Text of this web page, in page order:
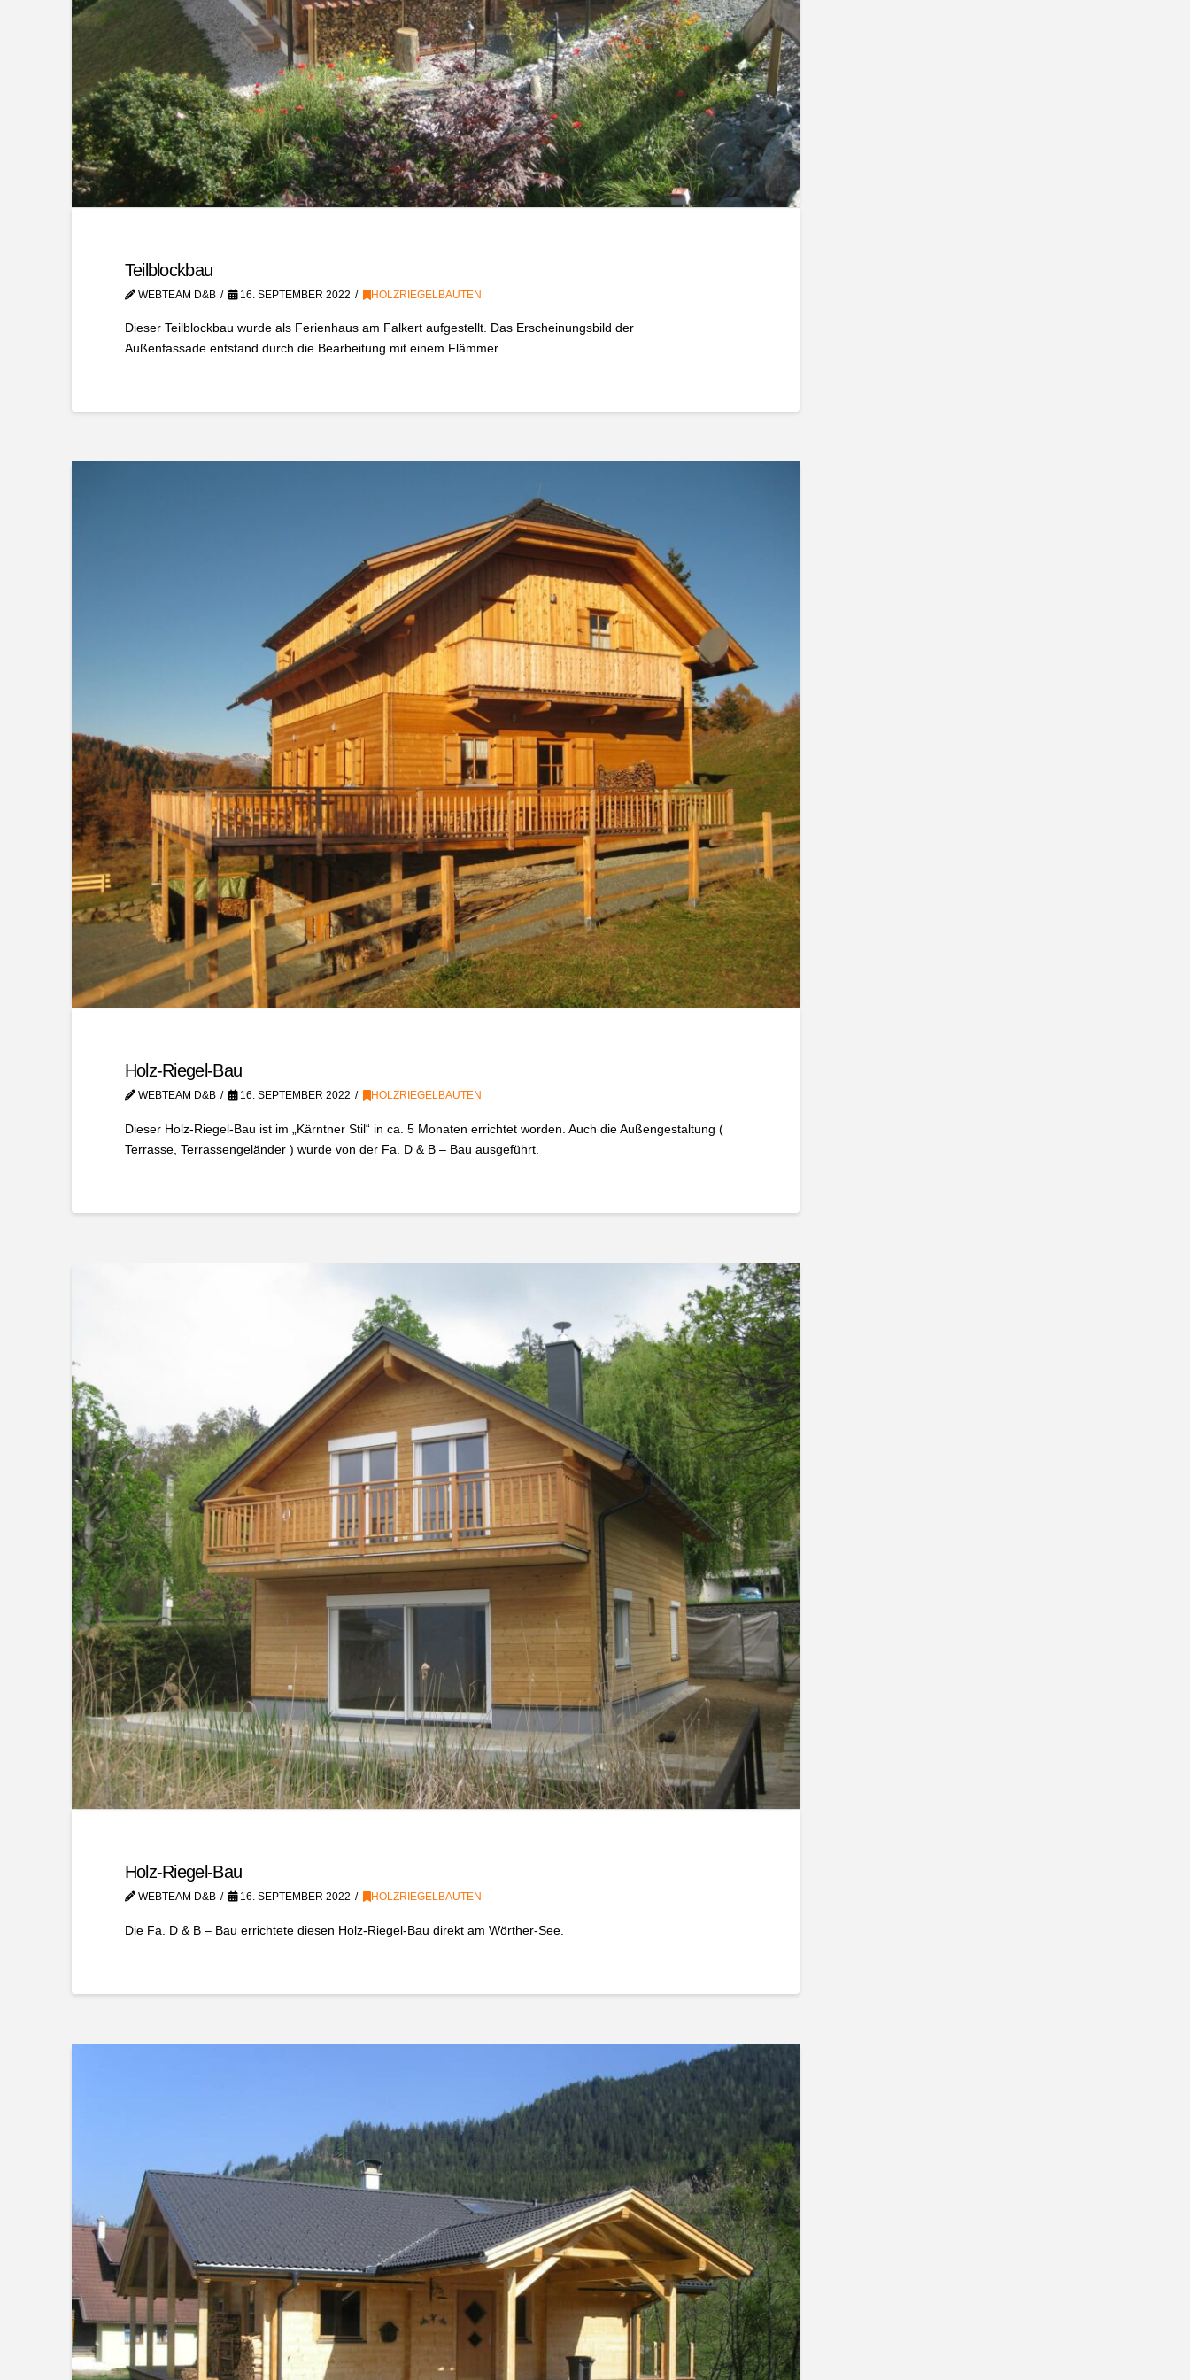
Teilblockbau
WEBTEAM D&B 16. SEPTEMBER 2022 HOLZRIEGELBAUTEN
Dieser Teilblockbau wurde als Ferienhaus am Falkert aufgestellt. Das Erscheinungsbild der
Außenfassade entstand durch die Bearbeitung mit einem Flämmer.
Holz-Riegel-Bau
WEBTEAM D&B 16. SEPTEMBER 2022 HOLZRIEGELBAUTEN
Dieser Holz-Riegel-Bau ist im „Kärntner Stil“ in ca. 5 Monaten errichtet worden. Auch die Außengestaltung (
Terrasse, Terrassengeländer ) wurde von der Fa. D & B – Bau ausgeführt.
Holz-Riegel-Bau
WEBTEAM D&B 16. SEPTEMBER 2022 HOLZRIEGELBAUTEN
Die Fa. D & B – Bau errichtete diesen Holz-Riegel-Bau direkt am Wörther-See.